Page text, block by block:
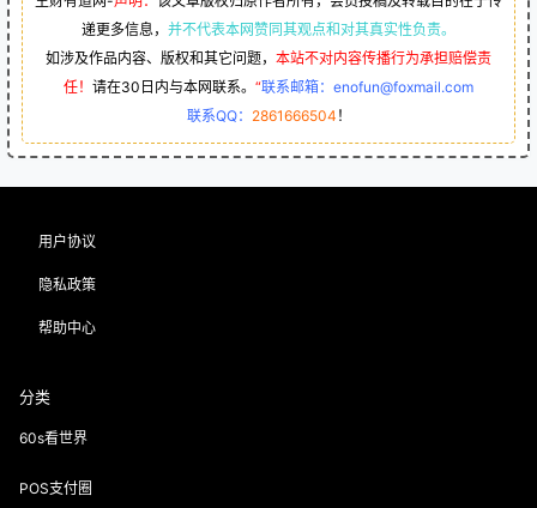
递更多信息， 并不代表本网赞同其观点和对其真实性负责。
如涉及作品内容、版权和其它问题， 本站不对内容传播行为承担赔偿责
任！ 请在30日内与本网联系。 “联系邮箱：enofun@foxmail.com
联系QQ： 2861666504 ！
用户协议
隐私政策
帮助中心
分类
60s看世界
POS支付圈